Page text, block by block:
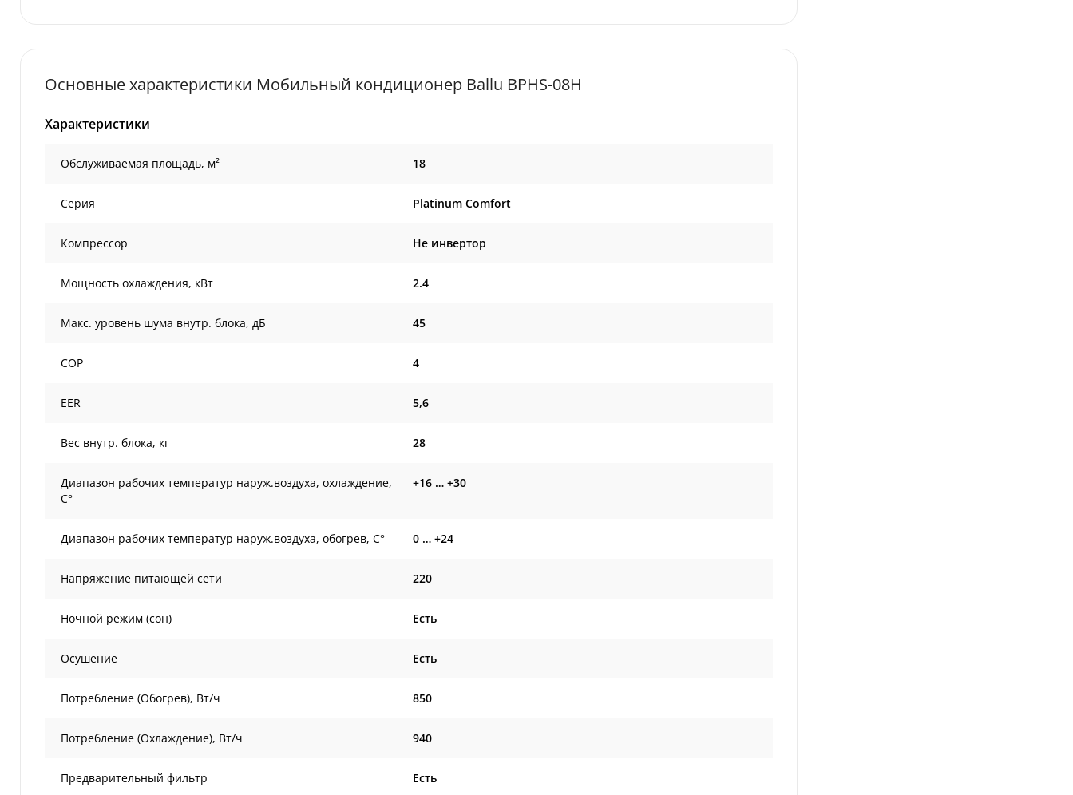
Основные характеристики Мобильный кондиционер Ballu BPHS-08H
Характеристики
Обслуживаемая площадь, м² 18
Серия Platinum Comfort
Компрессор Не инвертор
Мощность охлаждения, кВт 2.4
Макс. уровень шума внутр. блока, дБ 45
COP 4
EER 5,6
Вес внутр. блока, кг 28
Диапазон рабочих температур наруж.воздуха, охлаждение,
С°
+16 … +30
Диапазон рабочих температур наруж.воздуха, обогрев, С° 0 … +24
Напряжение питающей сети 220
Ночной режим (сон) Есть
Осушение Есть
Потребление (Обогрев), Вт/ч 850
Потребление (Охлаждение), Вт/ч 940
Предварительный фильтр Есть